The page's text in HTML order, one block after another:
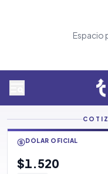
Espacio
DÓLAR OFICIAL
$1.520